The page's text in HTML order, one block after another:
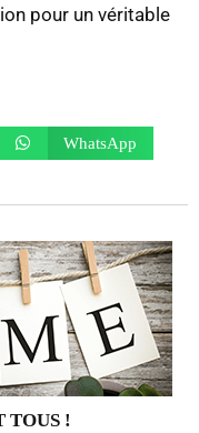
pour un véritable
WhatsApp
TOUS !